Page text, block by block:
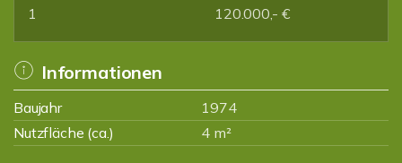
1
120.000,- €
Informationen
Baujahr
1974
Nutzfläche (ca.)
4 m²